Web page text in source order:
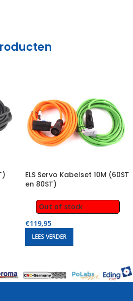
ELS Servo Kabelset 10M (60ST
en 80ST)
Out of stock
€119,95
LEES VERDER